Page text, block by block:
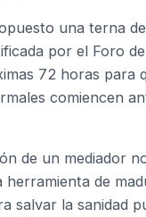
una terna
por el Foro
72 horas para
comiencen
de un mediador
herramienta de
salvar la sanidad